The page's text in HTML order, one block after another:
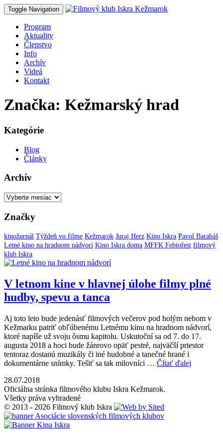
Toggle Navigation
Program
Aktuality
Členstvo
Info
Archív
Videá
Kontakt
Značka: Kežmarský hrad
Kategórie
Blog
Články
Archív
Archív
Značky
kinožurnál Týždeň vo filme Kežmarok Juraj Herz Kino Iskra Pavol Barabáš
Letné kino na hradnom nádvorí Kino Iskra doma MFFK Febiofest filmový
klub Iskra
V letnom kine v hlavnej úlohe filmy plné
hudby, spevu a tanca
Aj toto leto bude jedenásť filmových večerov pod holým nebom v
Kežmarku patriť obľúbenému Letnému kinu na hradnom nádvorí,
ktoré napíše už svoju ôsmu kapitolu. Uskutoční sa od 7. do 17.
augusta 2018 a hoci bude žánrovo opäť pestré, najväčší priestor
tentoraz dostanú muzikály či iné hudobné a tanečné hrané i
dokumentárne snímky. Tešiť sa tak milovníci … Čítať ďalej
28.07.2018
Oficiálna stránka filmového klubu Iskra Kežmarok.
Všetky práva vyhradené
© 2013 - 2026 Filmový klub Iskra